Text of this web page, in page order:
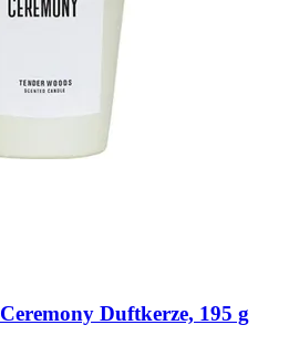
Ceremony Duftkerze, 195 g